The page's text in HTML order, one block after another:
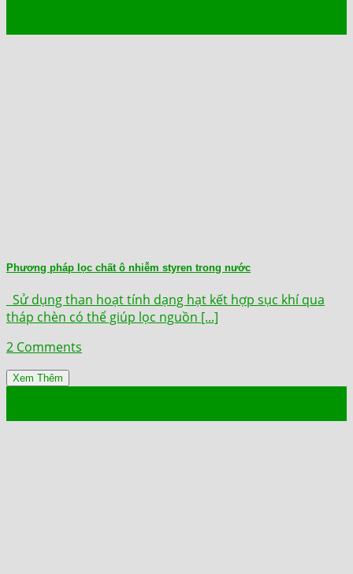
Phương pháp lọc chất ô nhiễm styren trong nước
Sử dụng than hoạt tính dạng hạt kết hợp sục khí qua
tháp chèn có thể giúp lọc nguồn [...]
2 Comments
Xem Thêm